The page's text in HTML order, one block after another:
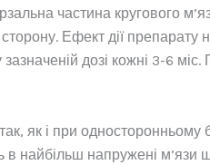
частина кругового
Ефект дії препарату
дозі кожні 3-6
як і при односторонньому
в найбільш напружені